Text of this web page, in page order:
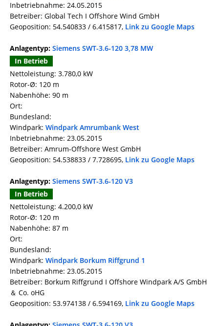
Inbetriebnahme: 24.05.2015
Betreiber: Global Tech I Offshore Wind GmbH
Geoposition: 54.540833 / 6.415817, Link zu Google Maps
Anlagentyp: Siemens SWT-3.6-120 3,78 MW
In Betrieb
Nettoleistung: 3.780,0 kW
Rotor-Ø: 120 m
Nabenhöhe: 90 m
Ort:
Bundesland:
Windpark: Windpark Amrumbank West
Inbetriebnahme: 23.05.2015
Betreiber: Amrum-Offshore West GmbH
Geoposition: 54.538833 / 7.728695, Link zu Google Maps
Anlagentyp: Siemens SWT-3.6-120 V3
In Betrieb
Nettoleistung: 4.200,0 kW
Rotor-Ø: 120 m
Nabenhöhe: 87 m
Ort:
Bundesland:
Windpark: Windpark Borkum Riffgrund 1
Inbetriebnahme: 23.05.2015
Betreiber: Borkum Riffgrund I Offshore Windpark A/S GmbH
＆ Co. oHG
Geoposition: 53.974138 / 6.594169, Link zu Google Maps